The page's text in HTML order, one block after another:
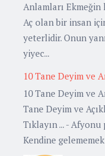
Anlamları Ekmeğin
Aç olan bir insan
yeterlidir. Onun
yiyec...
10 Tane Deyim ve
10 Tane Deyim ve
Tane Deyim ve
Tıklayın ... -
Kendine